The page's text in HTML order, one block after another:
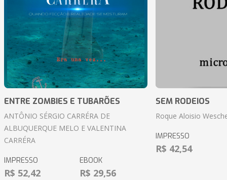
ENTRE ZOMBIES E TUBARÕES
ANTÔNIO SÉRGIO CARRÉRA DE
ALBUQUERQUE MELO E VALENTINA
CARRÉRA
IMPRESSO
R$ 52,42
EBOOK
R$ 29,56
SEM RODEIOS
Roque Aloisio
IMPRESSO
R$ 42,54